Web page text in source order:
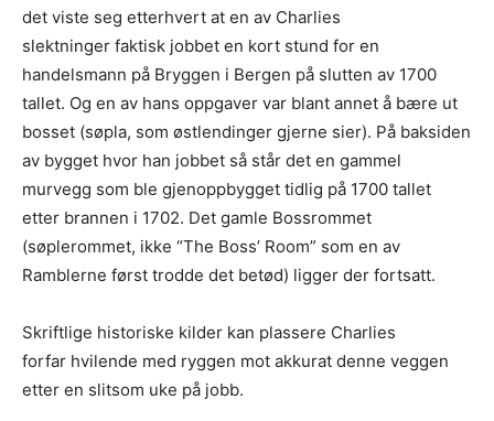
det viste seg etterhvert at en av Charlies
slektninger faktisk jobbet en kort stund for en
handelsmann på Bryggen i Bergen på slutten av 1700
tallet. Og en av hans oppgaver var blant annet å bære ut
bosset (søpla, som østlendinger gjerne sier). På baksiden
av bygget hvor han jobbet så står det en gammel
murvegg som ble gjenoppbygget tidlig på 1700 tallet
etter brannen i 1702. Det gamle Bossrommet
(søplerommet, ikke “The Boss’ Room” som en av
Ramblerne først trodde det betød) ligger der fortsatt.
Skriftlige historiske kilder kan plassere Charlies
forfar hvilende med ryggen mot akkurat denne veggen
etter en slitsom uke på jobb.